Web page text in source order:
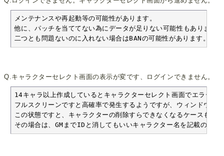
メンテナンスや再起動等の可能性があります。
他に、パッチを当ててない為にデータが足りない可能性もあります。
二つとも問題ないのに入れない場合はBANの可能性があります。
Q.キャラクターセレクト画面の表示が変です、ログインできません。
14キャラ以上作成しているとキャラクターセレクト画面でエラーが
フルスクリーンですと高確率で発生するようですが、ウィンドウモ
この状態ですと、キャラクターの削除すらできなくなるケースもあ
その場合は、GMまでIDと消してもいいキャラクター名を記載の上、